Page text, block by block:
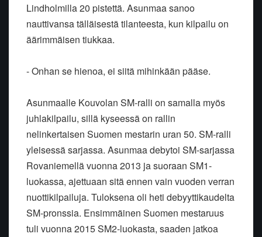
Lindholmilla 20 pistettä. Asunmaa sanoo
nauttivansa tälläisestä tilanteesta, kun kilpailu on
äärimmäisen tiukkaa.
- Onhan se hienoa, ei siitä mihinkään pääse.
Asunmaalle Kouvolan SM-ralli on samalla myös
juhlakilpailu, sillä kyseessä on rallin
nelinkertaisen Suomen mestarin uran 50. SM-ralli
yleisessä sarjassa. Asunmaa debytoi SM-sarjassa
Rovaniemellä vuonna 2013 ja suoraan SM1-
luokassa, ajettuaan sitä ennen vain vuoden verran
nuottikilpailuja. Tuloksena oli heti debyyttikaudelta
SM-pronssia. Ensimmäinen Suomen mestaruus
tuli vuonna 2015 SM2-luokasta, saaden jatkoa